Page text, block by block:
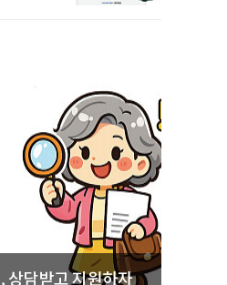
상담받고 지원하자